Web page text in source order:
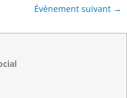
Évènement suivant →